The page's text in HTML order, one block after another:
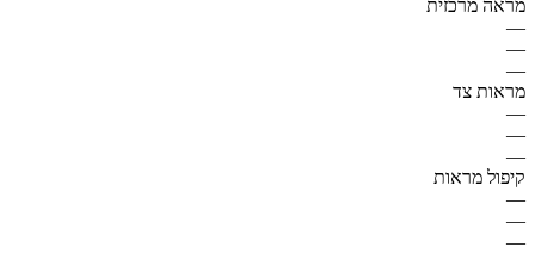
מראה מרכזית
—
—
—
מראות צד
—
—
—
קיפול מראות
—
—
—